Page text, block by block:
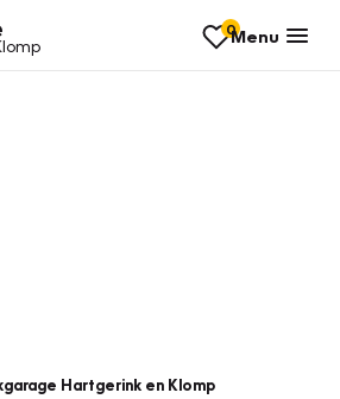
0Menu
Hartgerink en Klomp